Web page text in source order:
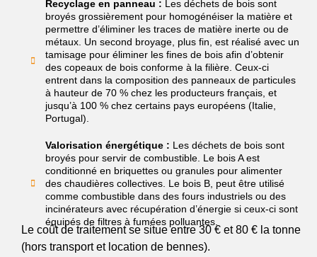
Recyclage en panneau : Les déchets de bois sont
broyés grossièrement pour homogénéiser la matière et
permettre d’éliminer les traces de matière inerte ou de
métaux. Un second broyage, plus fin, est réalisé avec un
tamisage pour éliminer les fines de bois afin d’obtenir
des copeaux de bois conforme à la filière. Ceux-ci
entrent dans la composition des panneaux de particules
à hauteur de 70 % chez les producteurs français, et
jusqu’à 100 % chez certains pays européens (Italie,
Portugal).
Valorisation énergétique : Les déchets de bois sont
broyés pour servir de combustible. Le bois A est
conditionné en briquettes ou granules pour alimenter
des chaudières collectives. Le bois B, peut être utilisé
comme combustible dans des fours industriels ou des
incinérateurs avec récupération d’énergie si ceux-ci sont
équipés de filtres à fumées polluantes.
Le coût de traitement se situe entre 30 € et 80 € la tonne
(hors transport et location de bennes).